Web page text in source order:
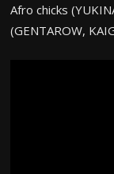
Afro chicks
(GENTAROW,